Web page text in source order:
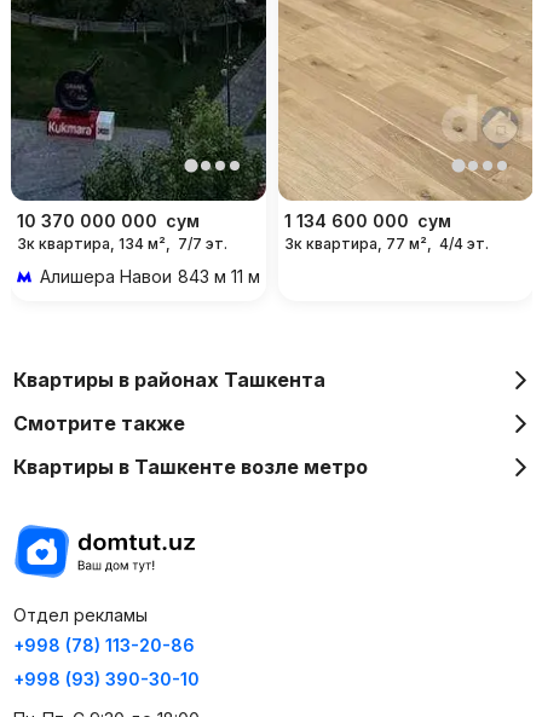
10 370 000 000 сум
3к квартира, 134 м², 7/7 эт.
Алишера Навои 843 м 11 мин пешком
1 134 600 000 сум
3к квартира, 77 м², 4/4 эт.
Квартиры в районах Ташкента
Смотрите также
Квартиры в Ташкенте возле метро
Отдел рекламы
+998 (78) 113-20-86
+998 (93) 390-30-10